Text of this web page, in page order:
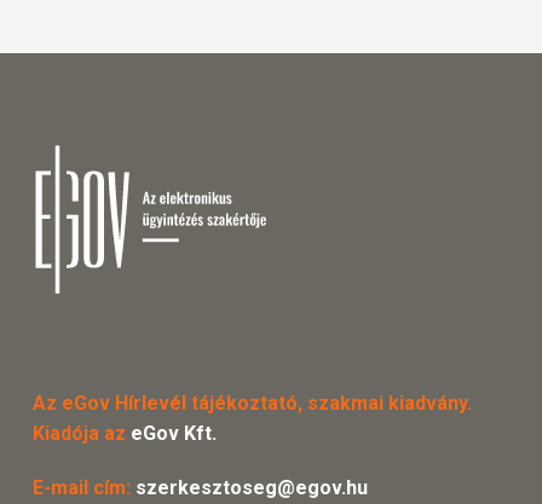
Az eGov Hírlevél tájékoztató, szakmai kiadvány.
Kiadója az eGov Kft.
E-mail cím: szerkesztoseg@egov.hu